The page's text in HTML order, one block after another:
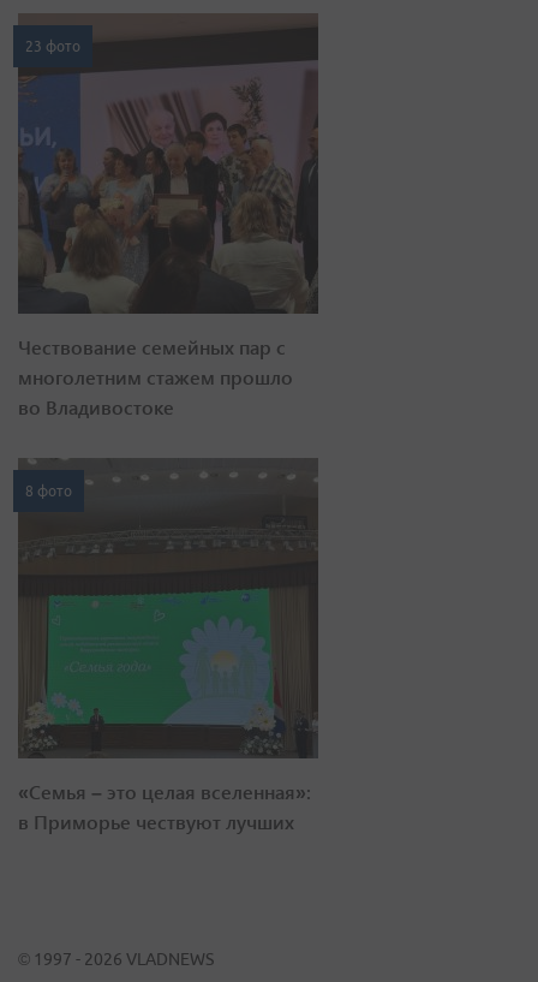
23 фото
Чествование семейных пар с
многолетним стажем прошло
во Владивостоке
8 фото
«Семья – это целая вселенная»:
в Приморье чествуют лучших
© 1997 - 2026 VLADNEWS